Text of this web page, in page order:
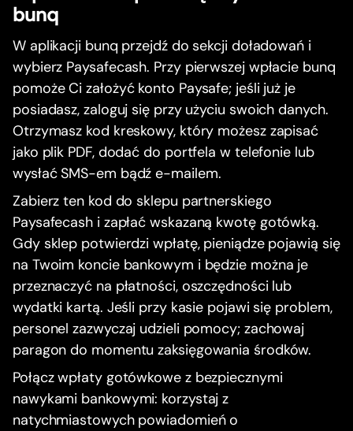
bunq
W aplikacji bunq przejdź do sekcji doładowań i
wybierz Paysafecash. Przy pierwszej wpłacie bunq
pomoże Ci założyć konto Paysafe; jeśli już je
posiadasz, zaloguj się przy użyciu swoich danych.
Otrzymasz kod kreskowy, który możesz zapisać
jako plik PDF, dodać do portfela w telefonie lub
wysłać SMS-em bądź e-mailem.
Zabierz ten kod do sklepu partnerskiego
Paysafecash i zapłać wskazaną kwotę gotówką.
Gdy sklep potwierdzi wpłatę, pieniądze pojawią się
na Twoim koncie bankowym i będzie można je
przeznaczyć na płatności, oszczędności lub
wydatki kartą. Jeśli przy kasie pojawi się problem,
personel zazwyczaj udzieli pomocy; zachowaj
paragon do momentu zaksięgowania środków.
Połącz wpłaty gotówkowe z bezpiecznymi
nawykami bankowymi: korzystaj z
natychmiastowych powiadomień o